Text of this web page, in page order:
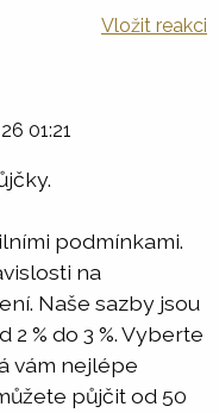
Vložit reakci
01:21
podmínkami.
na
Naše sazby jsou
% do 3 %. Vyberte
vám nejlépe
půjčit od 50